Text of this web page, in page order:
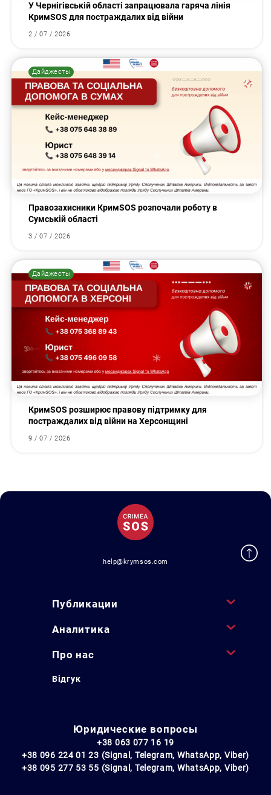
У Чернігівській області запрацювала гаряча лінія
КримSOS для постраждалих від війни
2 / 07 / 2026
Дайджесты
Правозахисники КримSOS розпочали роботу в
Сумській області
3 / 07 / 2026
Дайджесты
КримSOS розширює правову підтримку для
постраждалих від війни на Херсонщині
9 / 07 / 2026
help@krymsos.com
Публикации
Аналитика
Про нас
Відгук
Юридические вопросы
+38 063 077 16 19
+38 096 224 01 23 (Signal, Telegram, WhatsApp, Viber)
+38 095 277 53 55 (Signal, Telegram, WhatsApp, Viber)